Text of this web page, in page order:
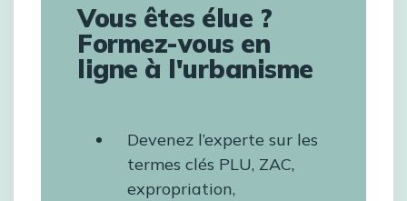
Vous êtes élue ?
Formez-vous en
ligne à l'urbanisme
Devenez l’experte sur les
termes clés PLU, ZAC,
expropriation,